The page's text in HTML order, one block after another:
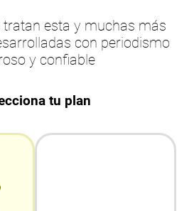
tratan esta y muchas más
con periodismo
y confiable
tu plan